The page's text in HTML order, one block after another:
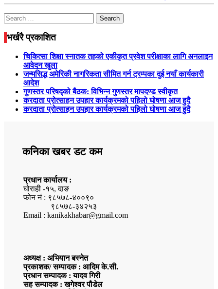
Search
for:
भर्खरै प्रकाशित
चिकित्सा शिक्षा स्नातक तहको एकीकृत प्रवेश परीक्षाका लागि अनलाइन
आवेदन खुला
जन्मसिद्ध अमेरिकी नागरिकता सीमित गर्न ट्रम्पका दुई नयाँ कार्यकारी
आदेश
गुणस्तर परिषद्को बैठक: विभिन्न गुणस्तर मापदण्ड स्वीकृत
करदाता प्रोत्साहन उपहार कार्यक्रमको पहिलो घोषणा आज हुदै
करदाता प्रोत्साहन उपहार कार्यक्रमको पहिलो घोषणा आज हुदै
कनिका खबर डट कम
प्रधान कार्यालय :
घोराही -१५, दाङ
फोन नं : ९८५७८-४००९०
९८५७८-३४२५३
Email : kanikakhabar@gmail.com
अध्यक्ष : अभियान बस्नेत
प्रकाशक/ सम्पादक : आदिम के.सी.
प्रधान सम्पादक : यादव गिरी
सह सम्पादक : खगेश्वर पौडेल